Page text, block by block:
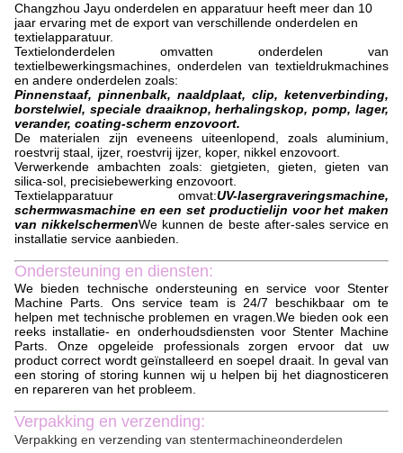
Changzhou Jayu onderdelen en apparatuur heeft meer dan 10
jaar ervaring met de export van verschillende onderdelen en
textielapparatuur.
Textielonderdelen omvatten onderdelen van
textielbewerkingsmachines, onderdelen van textieldrukmachines
en andere onderdelen zoals:
Pinnenstaaf, pinnenbalk, naaldplaat, clip, ketenverbinding,
borstelwiel, speciale draaiknop, herhalingskop, pomp, lager,
verander, coating-scherm enzovoort.
De materialen zijn eveneens uiteenlopend, zoals aluminium,
roestvrij staal, ijzer, roestvrij ijzer, koper, nikkel enzovoort.
Verwerkende ambachten zoals: gietgieten, gieten, gieten van
silica-sol, precisiebewerking enzovoort.
Textielapparatuur omvat:UV-lasergraveringsmachine,
schermwasmachine en een set productielijn voor het maken
van nikkelschermenWe kunnen de beste after-sales service en
installatie service aanbieden.
Ondersteuning en diensten:
We bieden technische ondersteuning en service voor Stenter
Machine Parts. Ons service team is 24/7 beschikbaar om te
helpen met technische problemen en vragen.We bieden ook een
reeks installatie- en onderhoudsdiensten voor Stenter Machine
Parts. Onze opgeleide professionals zorgen ervoor dat uw
product correct wordt geïnstalleerd en soepel draait. In geval van
een storing of storing kunnen wij u helpen bij het diagnosticeren
en repareren van het probleem.
Verpakking en verzending:
Verpakking en verzending van stentermachineonderdelen